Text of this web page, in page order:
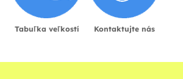
Tabuľka veľkostí Kontaktujte nás